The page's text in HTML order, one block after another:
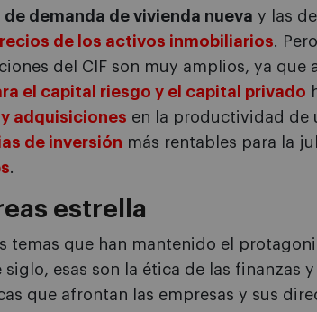
de demanda de vivienda nueva y las de
de los activos inmobiliarios.
del CIF son muy amplios, ya que
el capital riesgo y el capital privado
adquisiciones en la productividad de
de inversión más rentables para la
.
estrella
temas que han mantenido el
siglo, esas son la ética de las finanzas
que afrontan las empresas y sus